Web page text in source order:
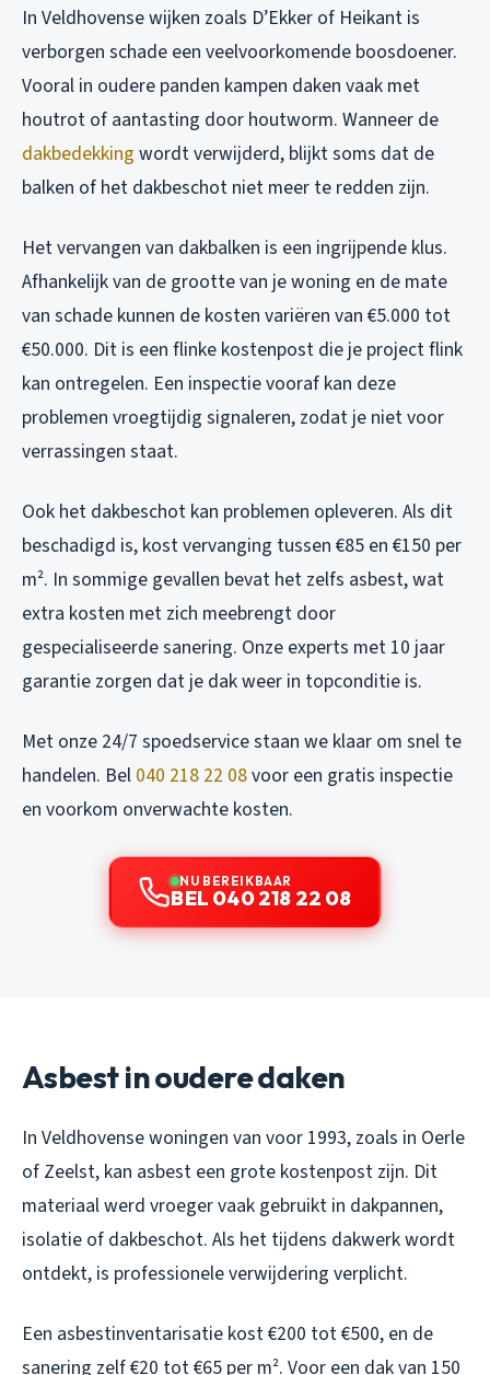
In Veldhovense wijken zoals D’Ekker of Heikant is
verborgen schade een veelvoorkomende boosdoener.
Vooral in oudere panden kampen daken vaak met
houtrot of aantasting door houtworm. Wanneer de
dakbedekking wordt verwijderd, blijkt soms dat de
balken of het dakbeschot niet meer te redden zijn.
Het vervangen van dakbalken is een ingrijpende klus.
Afhankelijk van de grootte van je woning en de mate
van schade kunnen de kosten variëren van €5.000 tot
€50.000. Dit is een flinke kostenpost die je project flink
kan ontregelen. Een inspectie vooraf kan deze
problemen vroegtijdig signaleren, zodat je niet voor
verrassingen staat.
Ook het dakbeschot kan problemen opleveren. Als dit
beschadigd is, kost vervanging tussen €85 en €150 per
m². In sommige gevallen bevat het zelfs asbest, wat
extra kosten met zich meebrengt door
gespecialiseerde sanering. Onze experts met 10 jaar
garantie zorgen dat je dak weer in topconditie is.
Met onze 24/7 spoedservice staan we klaar om snel te
handelen. Bel 040 218 22 08voor een gratis inspectie
en voorkom onverwachte kosten.
NU BEREIKBAAR
BEL 040 218 22 08
Asbest in oudere daken
In Veldhovense woningen van voor 1993, zoals in Oerle
of Zeelst, kan asbest een grote kostenpost zijn. Dit
materiaal werd vroeger vaak gebruikt in dakpannen,
isolatie of dakbeschot. Als het tijdens dakwerk wordt
ontdekt, is professionele verwijdering verplicht.
Een asbestinventarisatie kost €200 tot €500, en de
sanering zelf €20 tot €65 per m². Voor een dak van 150